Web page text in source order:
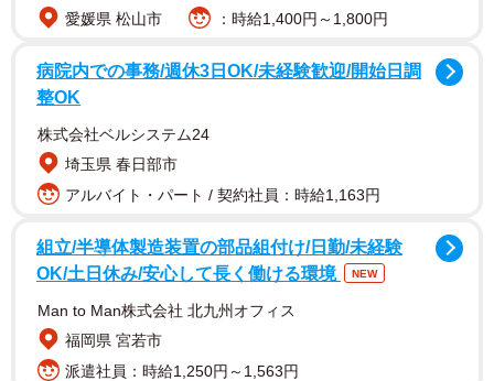
幅に合わせて、ゆっくりと隣を歩くむぎちゃん。リードの
長さに配慮して歩いているかのようなむぎちゃんの姿は、
まさに優しいお姉ちゃん。「成長が…涙腺に……」と、ふ
たりの成長に感動するママ。
愛媛県 松山市
：時給1,400円～1,800円
病院内での事務/週休3日OK/未経験歓迎/開始日調
整OK
株式会社ベルシステム24
埼玉県 春日部市
アルバイト・パート / 契約社員：時給1,163円
組立/半導体製造装置の部品組付け/日勤/未経験
OK/土日休み/安心して長く働ける環境
NEW
Man to Man株式会社 北九州オフィス
福岡県 宮若市
派遣社員：時給1,250円～1,563円